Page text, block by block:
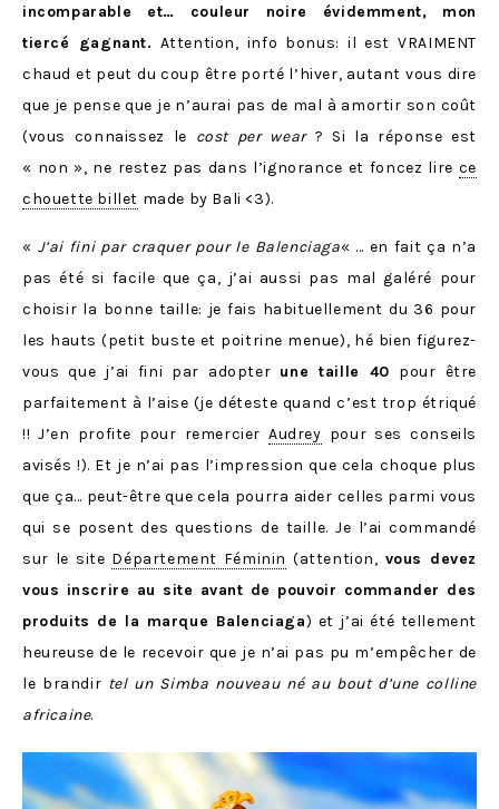
incomparable et… couleur noire évidemment, mon
tiercé gagnant. Attention, info bonus: il est VRAIMENT
chaud et peut du coup être porté l’hiver, autant vous dire
que je pense que je n’aurai pas de mal à amortir son coût
(vous connaissez le cost per wear? Si la réponse est
« non », ne restez pas dans l’ignorance et foncez lire ce
chouette billet made by Bali <3).
« J’ai fini par craquer pour le Balenciaga« … en fait ça n’a
pas été si facile que ça, j’ai aussi pas mal galéré pour
choisir la bonne taille: je fais habituellement du 36 pour
les hauts (petit buste et poitrine menue), hé bien figurez-
vous que j’ai fini par adopter une taille 40 pour être
parfaitement à l’aise (je déteste quand c’est trop étriqué
!! J’en profite pour remercierAudrey pour ses conseils
avisés !). Et je n’ai pas l’impression que cela choque plus
que ça… peut-être que cela pourra aider celles parmi vous
qui se posent des questions de taille. Je l’ai commandé
sur le site Département Féminin (attention, vous devez
vous inscrire au site avant de pouvoir commander des
produits de la marque Balenciaga) et j’ai été tellement
heureuse de le recevoir que je n’ai pas pu m’empêcher de
le brandir tel un Simba nouveau né au bout d’une colline
africaine.